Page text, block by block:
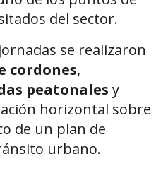
del sector.
se realizaron
cordones,
peatonales y
horizontal sobre
de un plan de
urbano.